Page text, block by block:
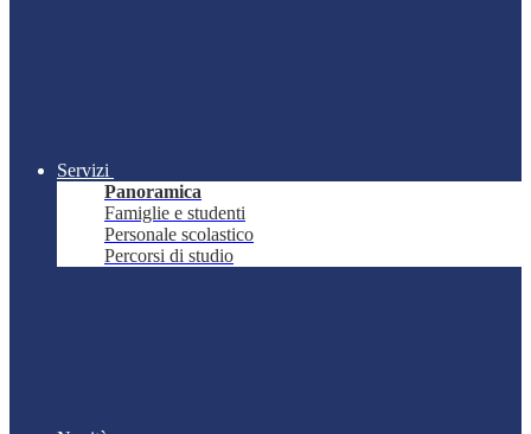
Servizi
Panoramica
Famiglie e studenti
Personale scolastico
Percorsi di studio